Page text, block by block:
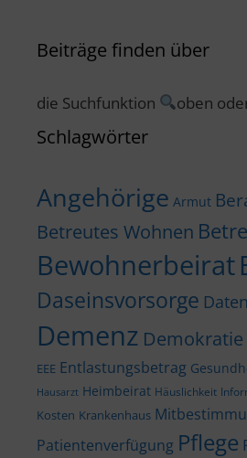
Beiträge finden über
die Suchfunktion oben
Schlagwörter
Angehörige Armut
Betreutes Wohnen
Bewohnerbeirat
Daseinsvorsorge
Demenz Demokratie
EEE Entlastungsbetrag
Hausarzt Heimbeirat Häuslichkeit
Kosten Krankenhaus
Patientenverfügung Pflege